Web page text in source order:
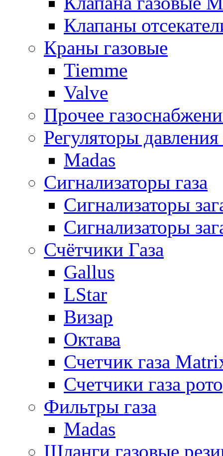
Клапаны
Краны газовые
Tiemme
Valve
Прочее
Регуляторы давления
Madas
Сигнализаторы газа
Сигнализаторы
Сигнализаторы
Счётчики Газа
Gallus
LStar
Визар
Октава
Счетчик газа
Счетчики газа
Фильтры газа
Madas
Шланги газовые